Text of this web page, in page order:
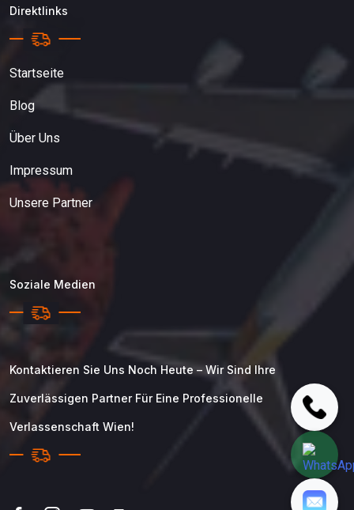
Direktlinks
Startseite
Blog
Über Uns
Impressum
Unsere Partner
Soziale Medien
Kontaktieren Sie Uns Noch Heute – Wir Sind Ihre
Zuverlässigen Partner Für Eine Professionelle
Verlassenschaft Wien!